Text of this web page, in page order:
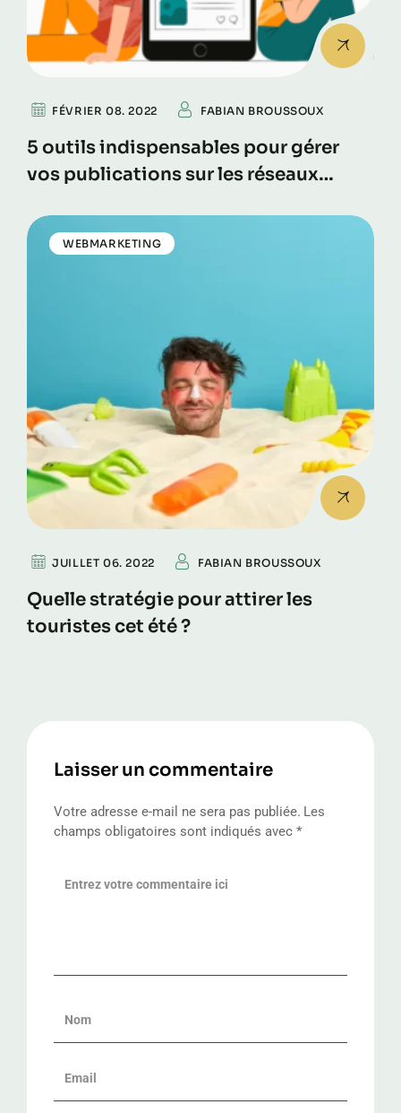
FÉVRIER 08. 2022 FABIAN BROUSSOUX
5 outils indispensables pour gérer
vos publications sur les réseaux
WEBMARKETING
JUILLET 06. 2022 FABIAN BROUSSOUX
Quelle stratégie pour attirer les
touristes cet été ?
Laisser un commentaire
Votre adresse e-mail ne sera pas publiée. Les
champs obligatoires sont indiqués avec *